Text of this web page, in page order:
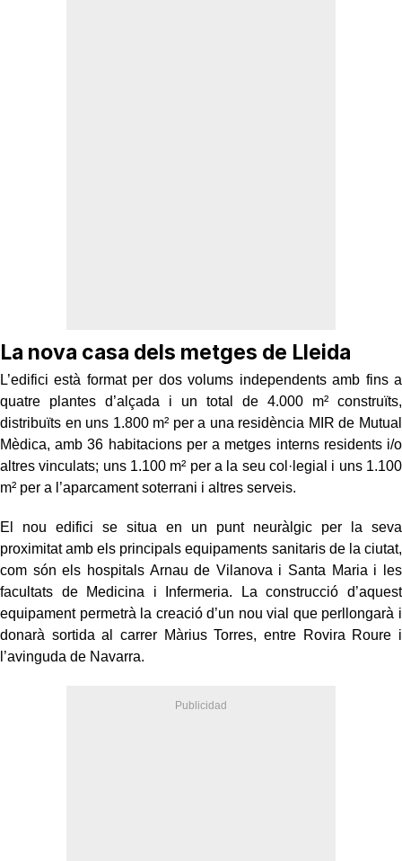
La nova casa dels metges de Lleida
L’edifici està format per dos volums independents amb fins a
quatre plantes d’alçada i un total de 4.000 m² construïts,
distribuïts en uns 1.800 m² per a una residència MIR de Mutual
Mèdica, amb 36 habitacions per a metges interns residents i/o
altres vinculats; uns 1.100 m² per a la seu col·legial i uns 1.100
m² per a l’aparcament soterrani i altres serveis.
El nou edifici se situa en un punt neuràlgic per la seva
proximitat amb els principals equipaments sanitaris de la ciutat,
com són els hospitals Arnau de Vilanova i Santa Maria i les
facultats de Medicina i Infermeria. La construcció d’aquest
equipament permetrà la creació d’un nou vial que perllongarà i
donarà sortida al carrer Màrius Torres, entre Rovira Roure i
l’avinguda de Navarra.